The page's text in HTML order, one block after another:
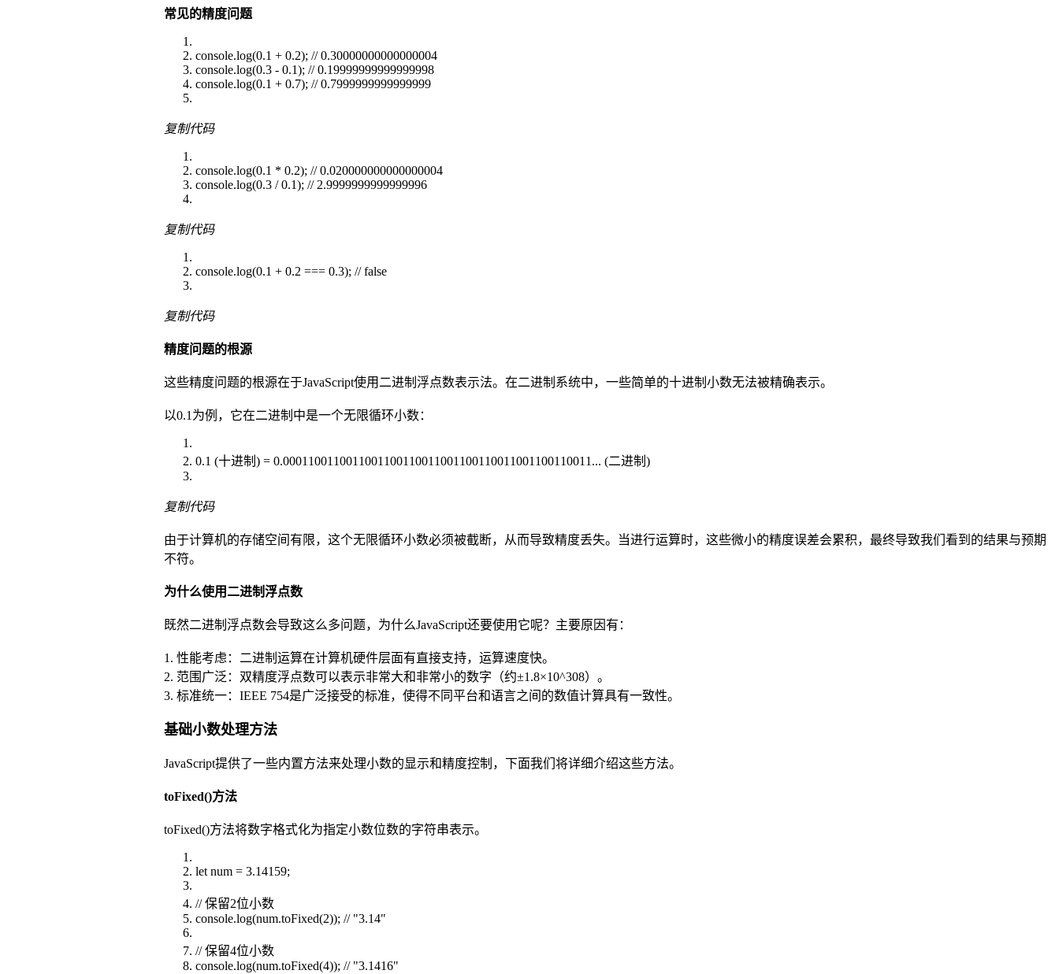
常见的精度问题
console.log(0.1 + 0.2); // 0.30000000000000004
console.log(0.3 - 0.1); // 0.19999999999999998
console.log(0.1 + 0.7); // 0.7999999999999999
复制代码
console.log(0.1 * 0.2); // 0.020000000000000004
console.log(0.3 / 0.1); // 2.9999999999999996
复制代码
console.log(0.1 + 0.2 === 0.3); // false
复制代码
精度问题的根源
这些精度问题的根源在于JavaScript使用二进制浮点数表示法。在二进制系统中，一些简单的十进制小数无法被精确表示。
以0.1为例，它在二进制中是一个无限循环小数：
0.1 (十进制) = 0.0001100110011001100110011001100110011001100110011... (二进制)
复制代码
由于计算机的存储空间有限，这个无限循环小数必须被截断，从而导致精度丢失。当进行运算时，这些微小的精度误差会累积，最终导致我们看到的结果与预期
不符。
为什么使用二进制浮点数
既然二进制浮点数会导致这么多问题，为什么JavaScript还要使用它呢？主要原因有：
1. 性能考虑：二进制运算在计算机硬件层面有直接支持，运算速度快。
2. 范围广泛：双精度浮点数可以表示非常大和非常小的数字（约±1.8×10^308）。
3. 标准统一：IEEE 754是广泛接受的标准，使得不同平台和语言之间的数值计算具有一致性。
基础小数处理方法
JavaScript提供了一些内置方法来处理小数的显示和精度控制，下面我们将详细介绍这些方法。
toFixed()方法
toFixed()方法将数字格式化为指定小数位数的字符串表示。
let num = 3.14159;
// 保留2位小数
console.log(num.toFixed(2)); // "3.14"
// 保留4位小数
console.log(num.toFixed(4)); // "3.1416"